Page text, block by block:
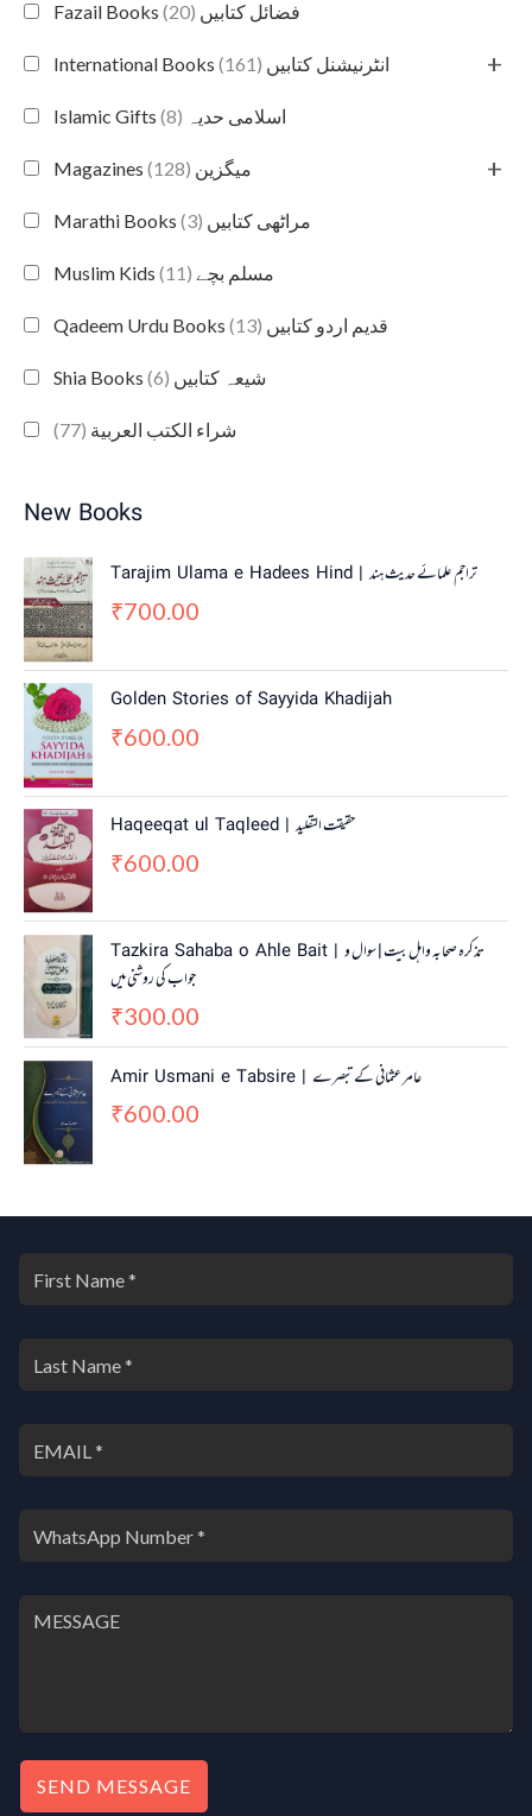
Fazail Books فضائل کتابیں (20)
International Books انٹرنیشنل کتابیں (161) +
Islamic Gifts اسلامی حدیہ (8)
Magazines میگزین (128) +
Marathi Books مراٹھی کتابیں (3)
Muslim Kids مسلم بچے (11)
Qadeem Urdu Books قدیم اردو کتابیں (13)
Shia Books شیعہ کتابیں (6)
شراء الكتب العربية (77)
New Books
Tarajim Ulama e Hadees Hind | تراجم علمائے حديث ہند
₹700.00
Golden Stories of Sayyida Khadijah
₹600.00
Haqeeqat ul Taqleed | حقیقت التقلید
₹600.00
Tazkira Sahaba o Ahle Bait | تذکرہ صحابہ واہل بیت | سوال و
جواب کی روشنی میں
₹300.00
Amir Usmani e Tabsire | عامر عثمانی کے تبصرے
₹600.00
SEND MESSAGE